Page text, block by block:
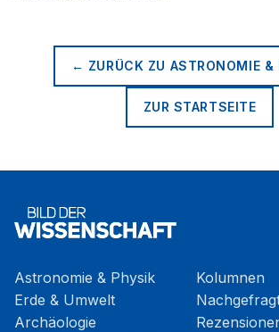
← ZURÜCK ZU ASTRONOMIE &
ZUR STARTSEITE
Astronomie & Physik
Erde & Umwelt
Archäologie
Kolumnen